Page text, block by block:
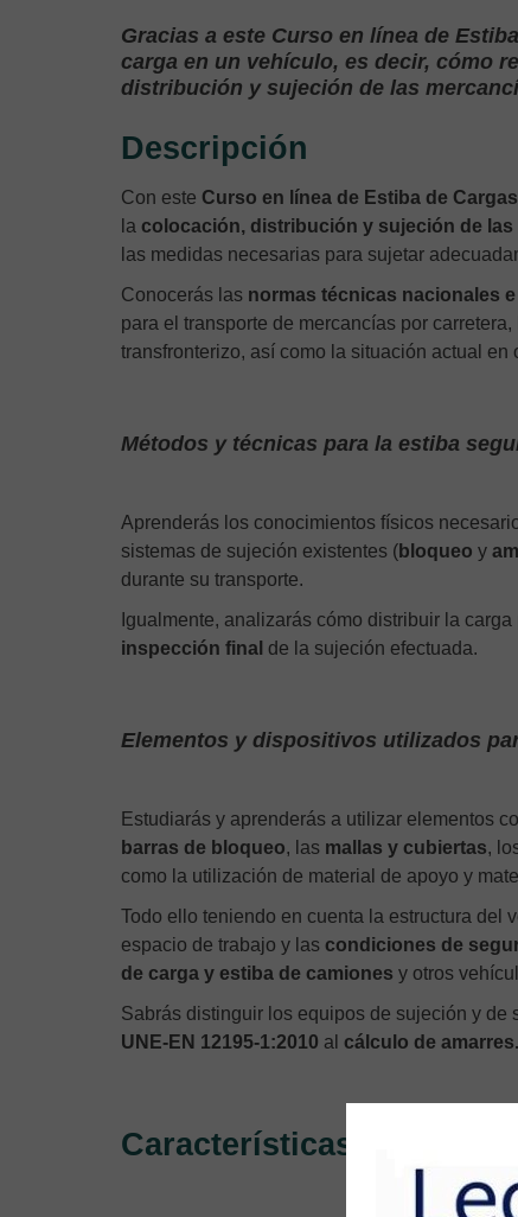
Gracias a este Curso en línea de
carga en un vehículo, es decir, cómo
distribución y sujeción de las
Descripción
Con este Curso en línea de Estiba de Cargas
la colocación, distribución y sujeción de
las medidas necesarias para sujetar
Conocerás las normas técnicas nacionales
para el transporte de mercancías por carretera,
transfronterizo, así como la situación actual
Métodos y técnicas para la estiba
Aprenderás los conocimientos físicos
sistemas de sujeción existentes (bloqueo y
durante su transporte.
Igualmente, analizarás cómo distribuir la
inspección final de la sujeción efectuada.
Elementos y dispositivos utilizados
Estudiarás y aprenderás a utilizar elementos
barras de bloqueo, las mallas y cubiertas,
como la utilización de material de apoyo y
Todo ello teniendo en cuenta la estructura del
espacio de trabajo y las condiciones de
de carga y estiba de camiones y otros
Sabrás distinguir los equipos de sujeción y de
UNE-EN 12195-1:2010 al cálculo de amarres.
Características del